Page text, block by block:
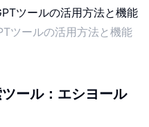
ツールの活用方法と機能
ール：エシヨール